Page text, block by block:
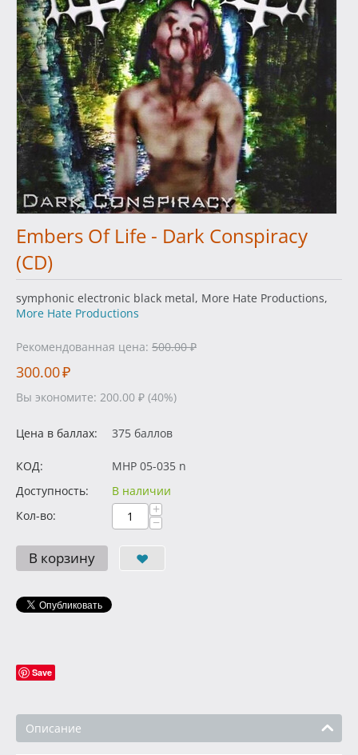
Embers Of Life - Dark Conspiracy
(CD)
symphonic electronic black metal, More Hate Productions,
More Hate Productions
Рекомендованная цена: 500.00 ₽
300.00₽
Вы экономите: 200.00 ₽ (40%)
Цена в баллах: 375 баллов
КОД:
MHP 05-035 n
Доступность:
В наличии
Кол-во:
+
−
В корзину
Save
Описание